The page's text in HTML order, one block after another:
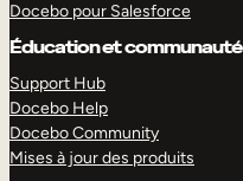
Docebo pour Salesforce
Éducation et communauté
Support Hub
Docebo Help
Docebo Community
Mises à jour des produits